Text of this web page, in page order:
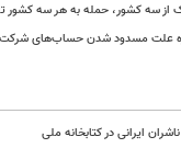
از سه کشور، حمله به هر سه کشور
علت مسدود شدن حساب‌های